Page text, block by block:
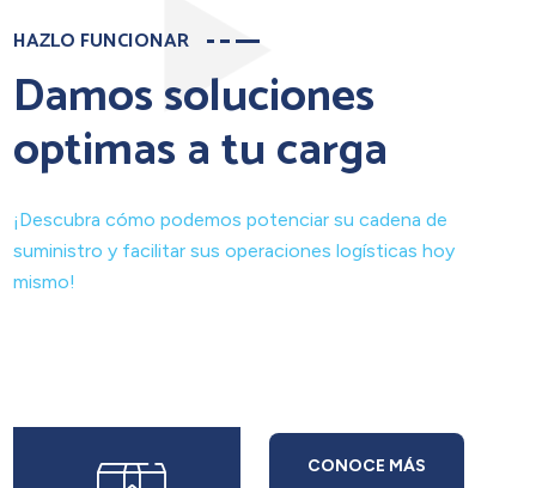
HAZLO FUNCIONAR
Damos soluciones
optimas a tu carga
¡Descubra cómo podemos potenciar su cadena de
suministro y facilitar sus operaciones logísticas hoy
mismo!
CONOCE MÁS